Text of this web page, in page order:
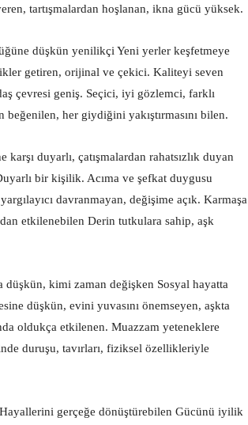
tartışmalardan hoşlanan, ikna gücü yüksek.
düşkün yenilikçi Yeni yerler keşfetmeye
getiren, orijinal ve çekici. Kaliteyi seven
çevresi geniş. Seçici, iyi gözlemci, farklı
her giydiğini yakıştırmasını bilen.
duyarlı, çatışmalardan rahatsızlık duyan
bir kişilik. Acıma ve şefkat duygusu
davranmayan, değişime açık. Karmaşa
etkilenebilen Derin tutkulara sahip, aşk
düşkün, kimi zaman değişken Sosyal hayatta
düşkün, evini yuvasını önemseyen, aşkta
oldukça etkilenen. Muazzam yeteneklere
duruşu, tavırları, fiziksel özellikleriyle
gerçeğe dönüştürebilen Gücünü iyilik